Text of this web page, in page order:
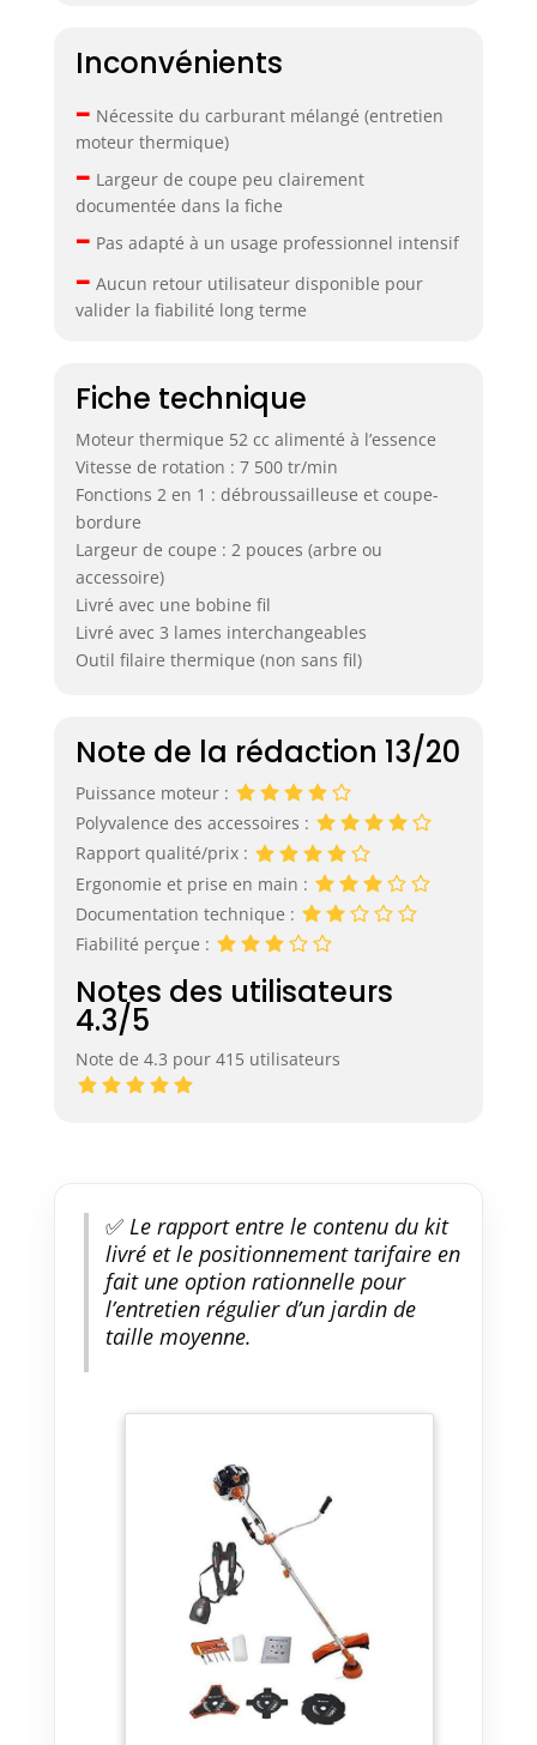
Inconvénients
– Nécessite du carburant mélangé (entretien
moteur thermique)
– Largeur de coupe peu clairement
documentée dans la fiche
– Pas adapté à un usage professionnel intensif
– Aucun retour utilisateur disponible pour
valider la fiabilité long terme
Fiche technique
Moteur thermique 52 cc alimenté à l’essence
Vitesse de rotation : 7 500 tr/min
Fonctions 2 en 1 : débroussailleuse et coupe-
bordure
Largeur de coupe : 2 pouces (arbre ou
accessoire)
Livré avec une bobine fil
Livré avec 3 lames interchangeables
Outil filaire thermique (non sans fil)
Note de la rédaction 13/20
Puissance moteur :
Polyvalence des accessoires :
Rapport qualité/prix :
Ergonomie et prise en main :
Documentation technique :
Fiabilité perçue :
Notes des utilisateurs
4.3/5
Note de 4.3 pour 415 utilisateurs
✅Le rapport entre le contenu du kit
livré et le positionnement tarifaire en
fait une option rationnelle pour
l’entretien régulier d’un jardin de
taille moyenne.